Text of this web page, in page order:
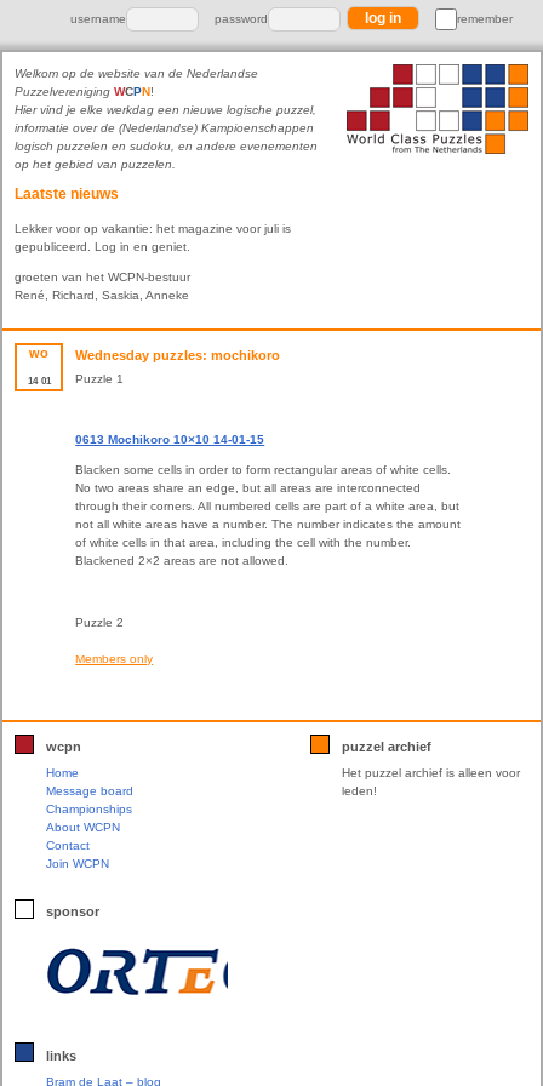
username password remember
Welkom op de website van de Nederlandse
Puzzelvereniging WCPN!
Hier vind je elke werkdag een nieuwe logische puzzel,
informatie over de (Nederlandse) Kampioenschappen
logisch puzzelen en sudoku, en andere evenementen
op het gebied van puzzelen.
Laatste nieuws
Lekker voor op vakantie: het magazine voor juli is
gepubliceerd. Log in en geniet.
groeten van het WCPN-bestuur
René, Richard, Saskia, Anneke
wo
14 01
Wednesday puzzles: mochikoro
Puzzle 1
0613 Mochikoro 10×10 14-01-15
Blacken some cells in order to form rectangular areas of white cells.
No two areas share an edge, but all areas are interconnected
through their corners. All numbered cells are part of a white area, but
not all white areas have a number. The number indicates the amount
of white cells in that area, including the cell with the number.
Blackened 2×2 areas are not allowed.
Puzzle 2
Members only
wcpn
Home
Message board
Championships
About WCPN
Contact
Join WCPN
sponsor
links
Bram de Laat – blog
puzzel archief
Het puzzel archief is alleen voor
leden!